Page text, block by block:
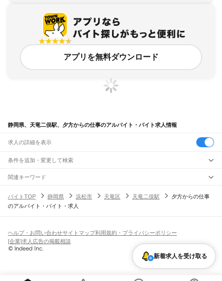
アプリを無料ダウンロード
静岡県、天竜二俣駅、夕方からの仕事のアルバイト・バイト求人情報
求人の詳細を表示
条件を追加・変更して検索
市区町村を追加・変更
静岡県すべて
静岡市 すべて
中央区浜名区天竜区
沼津市熱海市 富士市
御前崎市菊川市伊豆の国市
榛原郡
駅を追加・変更
JR身延線
富士駅柚木駅竪堀駅入山瀬駅 富士宮駅
芝川駅 稲子駅
職種を追加・変更
飲食・フードサービスすべて
ホールスタッフキッチンスタッフ
パン屋（ベーカリー）
バー（BAR）・バーテンダー
飲食店（店長・マネージャー）
人気
日払いOK高校生歓迎 髪型・髪色自由
留学生・外国人活躍中
雇用形態を追加・変更
関連キーワード
バイトTOP
静岡県 浜松市 天竜区 天竜二俣駅
夕方からの仕事
のアルバイト・バイト・求人
新着求人を受け取る
ヘルプ・お問い合わせサイトマップ利用規約・プライバシーポリシー
[企業]求人広告の掲載相談